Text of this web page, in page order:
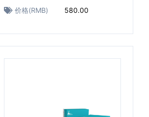
价格(RMB)
580.00